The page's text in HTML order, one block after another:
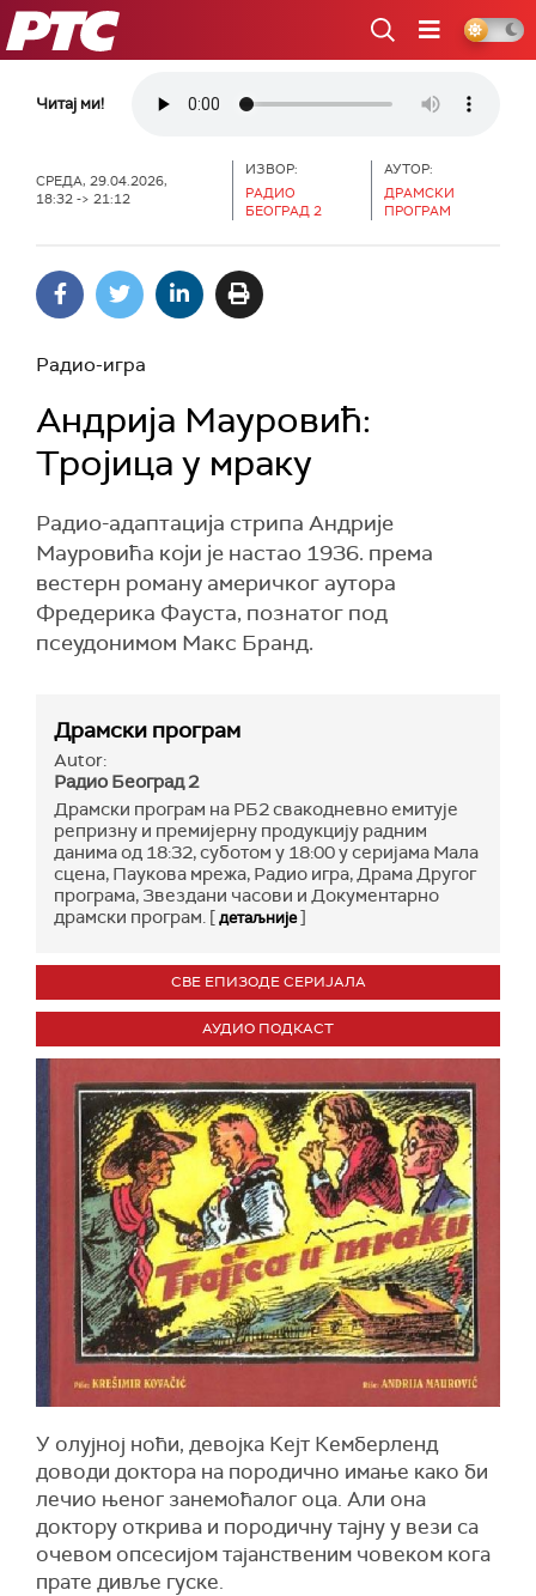
РТС
Читај ми!
СРЕДА, 29.04.2026,
18:32 -> 21:12
ИЗВОР:
РАДИО
БЕОГРАД 2
АУТОР:
ДРАМСКИ
ПРОГРАМ
Радио-игра
Андрија Мауровић:
Тројица у мраку
Радио-адаптација стрипа Андрије
Мауровића који је настао 1936. према
вестерн роману америчког аутора
Фредерика Фауста, познатог под
псеудонимом Макс Бранд.
Драмски програм
Autor:
Радио Београд 2
Драмски програм на РБ2 свакодневно емитује
репризну и премијерну продукцију радним
данима од 18:32, суботом у 18:00 у серијама Мала
сцена, Паукова мрежа, Радио игра, Драма Другог
програма, Звездани часови и Документарно
драмски програм. [детаљније]
СВЕ ЕПИЗОДЕ СЕРИЈАЛА
АУДИО ПОДКАСТ
У олујној ноћи, девојка Кејт Кемберленд
доводи доктора на породично имање како би
лечио њеног занемоћалог оца. Али она
доктору открива и породичну тајну у вези са
очевом опсесијом тајанственим човеком кога
прате дивље гуске.